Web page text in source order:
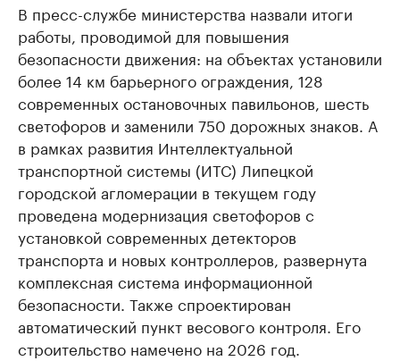
В пресс-службе министерства назвали итоги
работы, проводимой для повышения
безопасности движения: на объектах установили
более 14 км барьерного ограждения, 128
современных остановочных павильонов, шесть
светофоров и заменили 750 дорожных знаков. А
в рамках развития Интеллектуальной
транспортной системы (ИТС) Липецкой
городской агломерации в текущем году
проведена модернизация светофоров с
установкой современных детекторов
транспорта и новых контроллеров, развернута
комплексная система информационной
безопасности. Также спроектирован
автоматический пункт весового контроля. Его
строительство намечено на 2026 год.